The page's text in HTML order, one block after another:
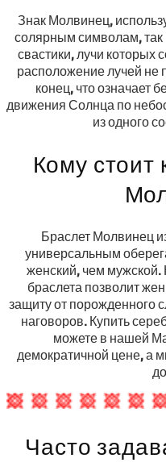
Знак Молвинец,
солярным символам, так
свастики, лучи
расположение лучей не
конец, что означает
движения Солнца по
из одного
Кому стоит
Браслет Молвинец
универсальным
женский, чем
браслета позволит
защиту от порожденного
наговоров. Купить
можете в нашей
демократичной цене, а
Часто